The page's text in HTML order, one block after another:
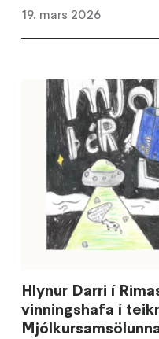
19. mars 2026
Hlynur Darri í
vinningshafa í